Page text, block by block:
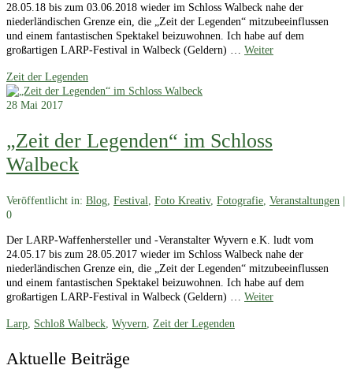
28.05.18 bis zum 03.06.2018 wieder im Schloss Walbeck nahe der
niederländischen Grenze ein, die „Zeit der Legenden“ mitzubeeinflussen
und einem fantastischen Spektakel beizuwohnen. Ich habe auf dem
großartigen LARP-Festival in Walbeck (Geldern) … Weiter
Zeit der Legenden
28 Mai 2017
„Zeit der Legenden“ im Schloss
Walbeck
Veröffentlicht in: Blog Festival Foto Kreativ, Fotografie Veranstaltungen |
0
Der LARP-Waffenhersteller und -Veranstalter Wyvern e.K. ludt vom
24.05.17 bis zum 28.05.2017 wieder im Schloss Walbeck nahe der
niederländischen Grenze ein, die „Zeit der Legenden“ mitzubeeinflussen
und einem fantastischen Spektakel beizuwohnen. Ich habe auf dem
großartigen LARP-Festival in Walbeck (Geldern) … Weiter
Larp Schloß Walbeck Wyvern Zeit der Legenden
Aktuelle Beiträge